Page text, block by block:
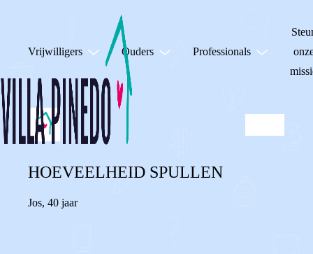
Vrijwilligers Ouders Professionals
HOEVEELHEID SPULLEN
Jos, 40 jaar